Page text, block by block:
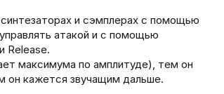
и сэмплерах с помощью
атакой и с помощью
Release.
максимума по амплитуде), тем он
он кажется звучащим дальше.